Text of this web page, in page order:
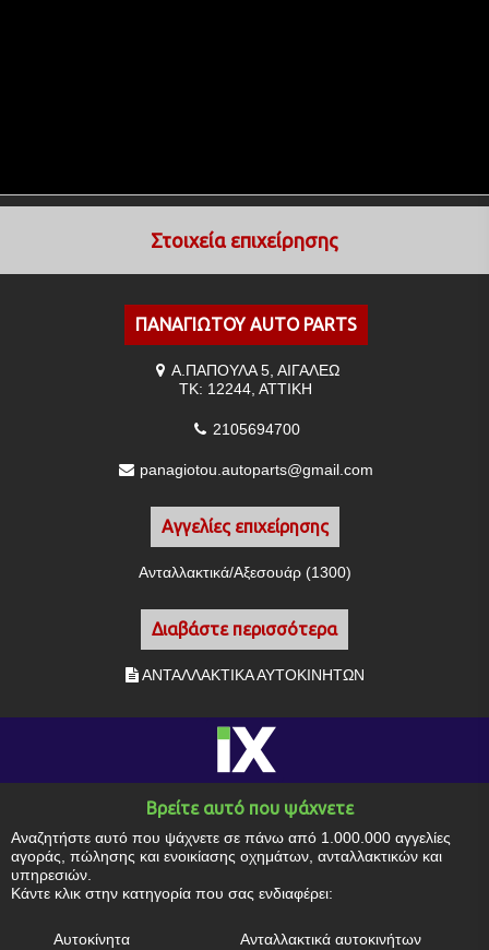
Στοιχεία επιχείρησης
ΠΑΝΑΓΙΩΤΟΥ AUTO PARTS
Α.ΠΑΠΟΥΛΑ 5, ΑΙΓΑΛΕΩ
ΤΚ: 12244, ΑΤΤΙΚΗ
2105694700
panagiotou.autoparts@gmail.com
Αγγελίες επιχείρησης
Ανταλλακτικά/Αξεσουάρ (1300)
Διαβάστε περισσότερα
ΑΝΤΑΛΛΑΚΤΙΚΑ ΑΥΤΟΚΙΝΗΤΩΝ
Βρείτε αυτό που ψάχνετε
Αναζητήστε αυτό που ψάχνετε σε πάνω από 1.000.000 αγγελίες
αγοράς, πώλησης και ενοικίασης οχημάτων, ανταλλακτικών και
υπηρεσιών.
Κάντε κλικ στην κατηγορία που σας ενδιαφέρει:
Αυτοκίνητα Ανταλλακτικά αυτοκινήτων